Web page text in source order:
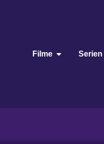
Filme Serien